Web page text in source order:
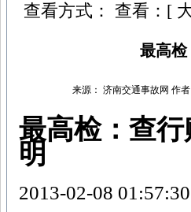
查看方式： 查看：[
最高检
来源： 济南交通事故网 作
最高检：查
明
2013-02-08